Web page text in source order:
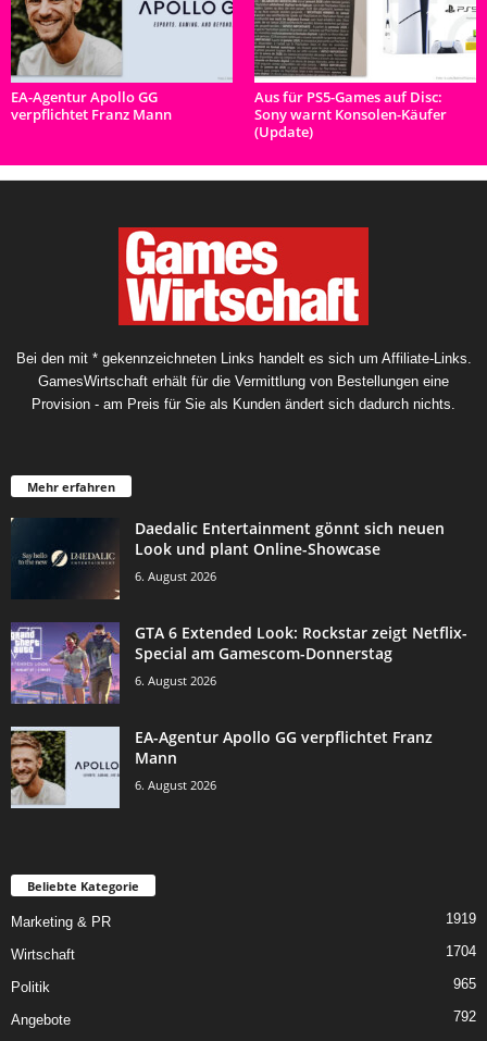
EA-Agentur Apollo GG
verpflichtet Franz Mann
Aus für PS5-Games auf Disc:
Sony warnt Konsolen-Käufer
(Update)
Bei den mit * gekennzeichneten Links handelt es sich um Affiliate-Links.
GamesWirtschaft erhält für die Vermittlung von Bestellungen eine
Provision - am Preis für Sie als Kunden ändert sich dadurch nichts.
Mehr erfahren
Daedalic Entertainment gönnt sich neuen
Look und plant Online-Showcase
6. August 2026
GTA 6 Extended Look: Rockstar zeigt Netflix-
Special am Gamescom-Donnerstag
6. August 2026
EA-Agentur Apollo GG verpflichtet Franz
Mann
6. August 2026
Beliebte Kategorie
Marketing & PR 1919
Wirtschaft 1704
Politik 965
Angebote 792